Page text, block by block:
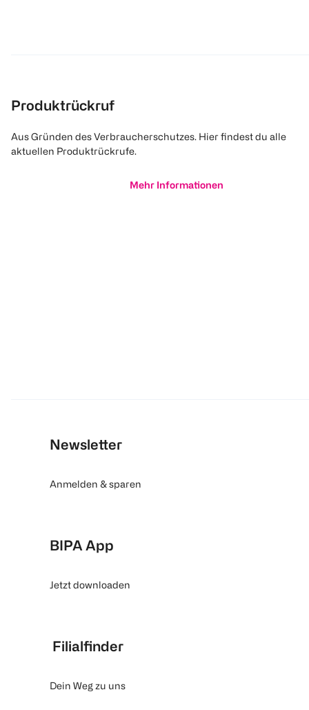
Produktrückruf
Aus Gründen des Verbraucherschutzes. Hier findest du alle
aktuellen Produktrückrufe.
Mehr Informationen
Newsletter
Anmelden & sparen
BIPA App
Jetzt downloaden
Filialfinder
Dein Weg zu uns